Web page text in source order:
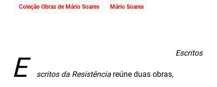
Coleção Obras de Mário Soares Mário Soares
E scritos da Resistência reúne duas obras,
Escritos